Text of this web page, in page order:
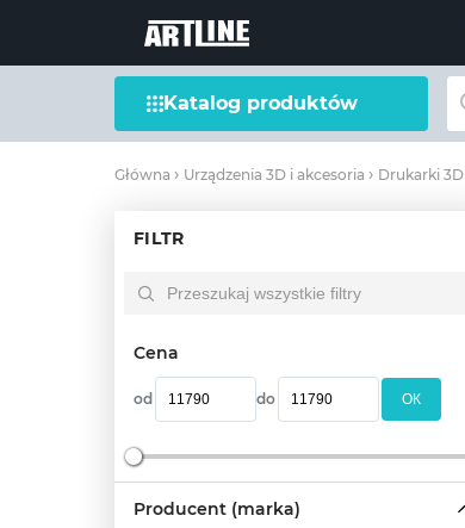
Katalog produktów
Główna Urządzenia 3D i akcesoria Drukarki 3D
FILTR
Cena
od do OК
Producent (marka)